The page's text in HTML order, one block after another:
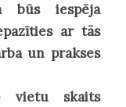
būs iespēja
ar tās
un prakses
vietu skaits